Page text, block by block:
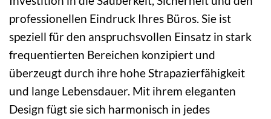
professionellen Eindruck Ihres Büros. Sie ist
speziell für den anspruchsvollen Einsatz in stark
frequentierten Bereichen konzipiert und
überzeugt durch ihre hohe Strapazierfähigkeit
und lange Lebensdauer. Mit ihrem eleganten
Design fügt sie sich harmonisch in jedes